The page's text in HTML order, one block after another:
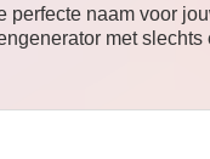
perfecte naam voor
met slechts